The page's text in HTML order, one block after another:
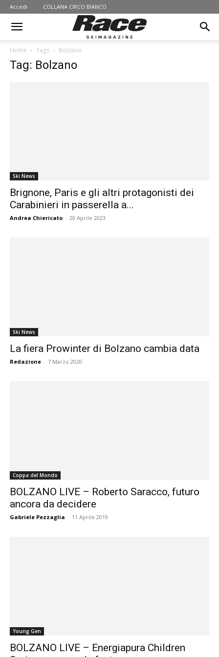
Accedi COLLANA CIRCO BIANCO
Home Tags Bolzano
Tag: Bolzano
Ski News
Brignone, Paris e gli altri protagonisti dei
Carabinieri in passerella a...
Andrea Chiericato - 20 Aprile 2023
Ski News
La fiera Prowinter di Bolzano cambia data
Redazione - 7 Marzo 2020
Coppa del Mondo
BOLZANO LIVE – Roberto Saracco, futuro
ancora da decidere
Gabriele Pezzaglia - 11 Aprile 2019
Young Gen
BOLZANO LIVE – Energiapura Children